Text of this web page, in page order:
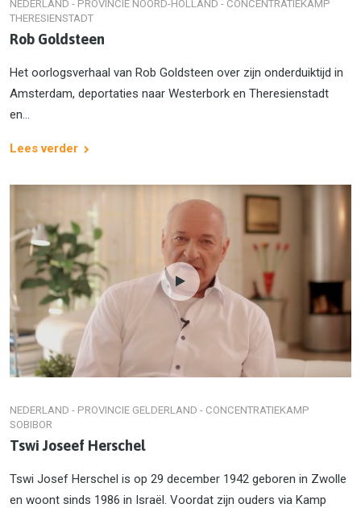
NEDERLAND - PROVINCIE NOORD-HOLLAND - CONCENTRATIEKAMP
THERESIENSTADT
Rob Goldsteen
Het oorlogsverhaal van Rob Goldsteen over zijn onderduiktijd in
Amsterdam, deportaties naar Westerbork en Theresienstadt
en...
Lees verder
NEDERLAND - PROVINCIE GELDERLAND - CONCENTRATIEKAMP
SOBIBOR
Tswi Joseef Herschel
Tswi Josef Herschel is op 29 december 1942 geboren in Zwolle
en woont sinds 1986 in Israël. Voordat zijn ouders via Kamp